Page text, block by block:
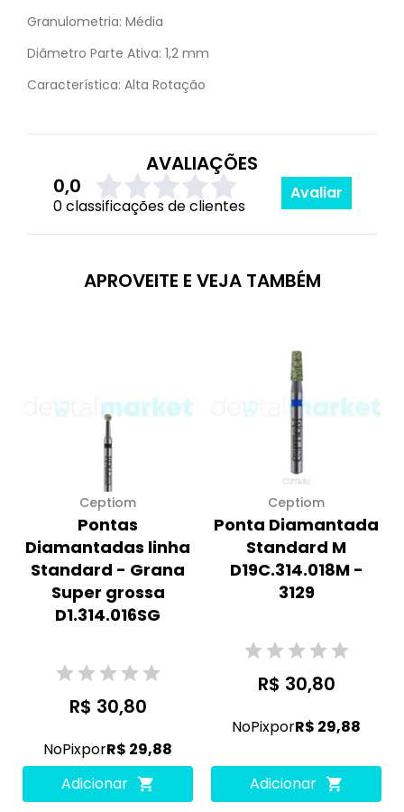
Granulometria: Média
Diâmetro Parte Ativa: 1,2 mm
Característica: Alta Rotação
AVALIAÇÕES
0,0
0 classificações de clientes
Avaliar
APROVEITE E VEJA TAMBÉM
Ceptiom
Pontas
Diamantadas linha
Standard - Grana
Super grossa
D1.314.016SG
R$ 30,80
NoPixporR$ 29,88
Adicionar
Ceptiom
Ponta Diamantada
Standard M
D19C.314.018M -
3129
R$ 30,80
NoPixporR$ 29,88
Adicionar